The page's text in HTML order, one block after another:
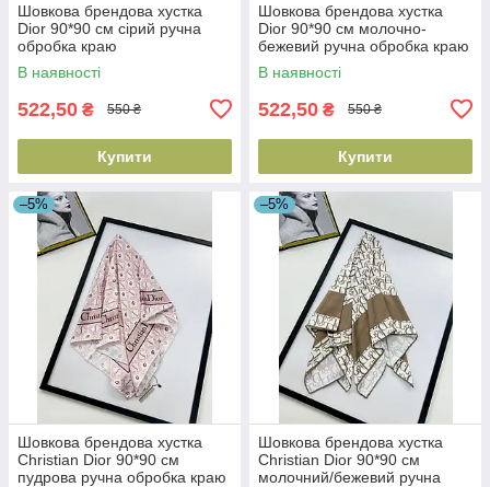
Шовкова брендова хустка
Dior 90*90 см сірий ручна
обробка краю
В наявності
522,50 ₴ 550 ₴
Купити
Шовкова брендова хустка
Dior 90*90 см молочно-
бежевий ручна обробка краю
В наявності
522,50 ₴ 550 ₴
Купити
–5%
Шовкова брендова хустка
Christian Dior 90*90 см
пудрова ручна обробка краю
–5%
Шовкова брендова хустка
Christian Dior 90*90 см
молочний/бежевий ручна